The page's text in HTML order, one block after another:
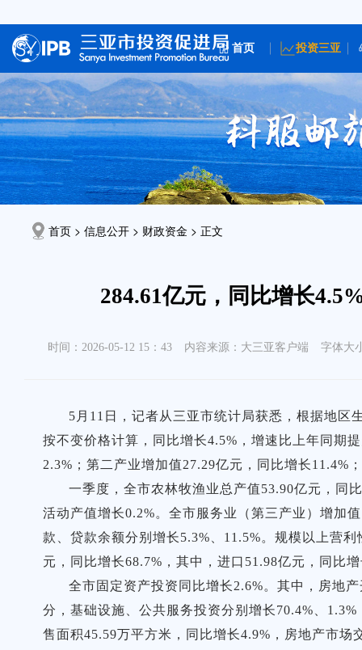
首页 投资三亚
首页 > 信息公开 > 财政资金 > 正文
284.61亿元，同比增长
时间：2026-05-12 15：43 内容来源：大三亚客户端 字体大
5月11日，记者从三亚市统计局获悉，根据地区
按不变价格计算，同比增长4.5%，增速比上年同期
2.3%；第二产业增加值27.29亿元，同比增长11.4%
一季度，全市农林牧渔业总产值53.90亿元，同
活动产值增长0.2%。全市服务业（第三产业）增加
款、贷款余额分别增长5.3%、11.5%。规模以上营
元，同比增长68.7%，其中，进口51.98亿元，同比
全市固定资产投资同比增长2.6%。其中，房地
分，基础设施、公共服务投资分别增长70.4%、
售面积45.59万平方米，同比增长4.9%，房地产市场